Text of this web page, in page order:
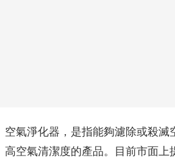
空氣淨化器，是指能夠濾除或殺滅
高空氣清潔度的產品。目前市面上